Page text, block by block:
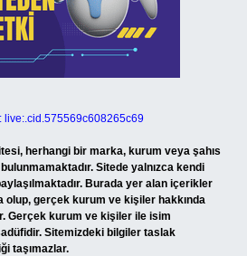
live:.cid.575569c608265c69
herhangi bir marka, kurum veya şahıs
Sitede yalnızca kendi
Burada yer alan içerikler
olup, gerçek kurum ve kişiler hakkında
Gerçek kurum ve kişiler ile isim
Sitemizdeki bilgiler taslak
taşımazlar.